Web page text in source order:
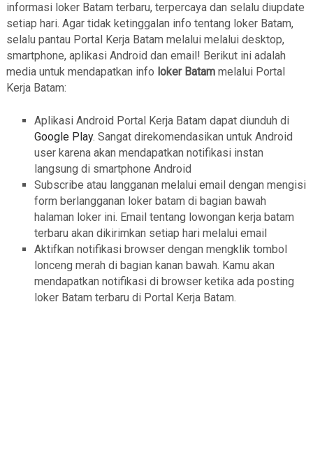
informasi loker Batam terbaru, terpercaya dan selalu diupdate
setiap hari. Agar tidak ketinggalan info tentang loker Batam,
selalu pantau Portal Kerja Batam melalui melalui desktop,
smartphone, aplikasi Android dan email! Berikut ini adalah
media untuk mendapatkan info loker Batammelalui Portal
Kerja Batam:
Aplikasi Android Portal Kerja Batam dapat diunduh di
Google Play. Sangat direkomendasikan untuk Android
user karena akan mendapatkan notifikasi instan
langsung di smartphone Android
Subscribe atau langganan melalui email dengan mengisi
form berlangganan loker batam di bagian bawah
halaman loker ini. Email tentang lowongan kerja batam
terbaru akan dikirimkan setiap hari melalui email
Aktifkan notifikasi browser dengan mengklik tombol
lonceng merah di bagian kanan bawah. Kamu akan
mendapatkan notifikasi di browser ketika ada posting
loker Batam terbaru di Portal Kerja Batam.